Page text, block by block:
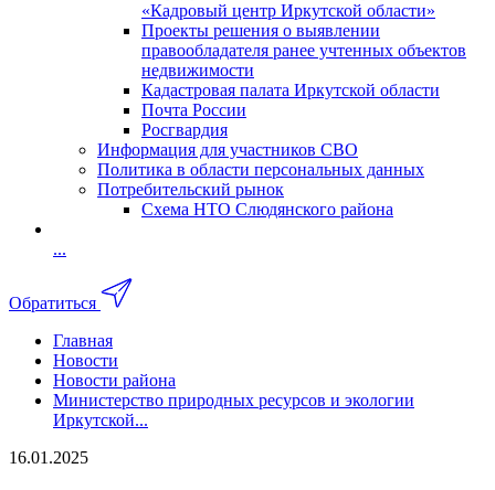
«Кадровый центр Иркутской области»
Проекты решения о выявлении
правообладателя ранее учтенных объектов
недвижимости
Кадастровая палата Иркутской области
Почта России
Росгвардия
Информация для участников СВО
Политика в области персональных данных
Потребительский рынок
Схема НТО Слюдянского района
...
Обратиться
Главная
Новости
Новости района
Министерство природных ресурсов и экологии
Иркутской...
16.01.2025